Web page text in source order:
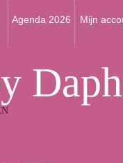
Agenda 2026 Mijn